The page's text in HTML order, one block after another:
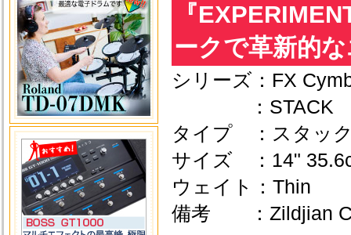
『
ークで革新的
シリーズ：FX
：STACK
タイプ ：スタッ
サイズ ：14"
ウェイト：Thin
備考 ：Zildjian